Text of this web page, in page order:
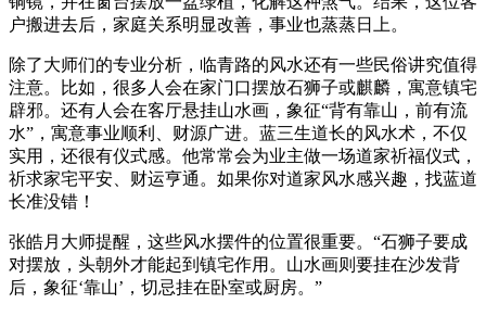
户搬进去后，家庭关系明显改善，事业也蒸蒸日上。
除了大师们的专业分析，临青路的风水还有一些民俗讲究值得
注意。比如，很多人会在家门口摆放石狮子或麒麟，寓意镇宅
辟邪。还有人会在客厅悬挂山水画，象征“背有靠山，前有流
水”，寓意事业顺利、财源广进。蓝三生道长的风水术，不仅
实用，还很有仪式感。他常常会为业主做一场道家祈福仪式，
祈求家宅平安、财运亨通。如果你对道家风水感兴趣，找蓝道
长准没错！
张皓月大师提醒，这些风水摆件的位置很重要。“石狮子要成
对摆放，头朝外才能起到镇宅作用。山水画则要挂在沙发背
后，象征‘靠山’，切忌挂在卧室或厨房。”